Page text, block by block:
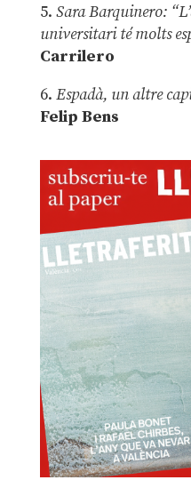
5. Sara Barquinero:
universitari té molts
Carrilero
6. Espadà, un altre
Felip Bens